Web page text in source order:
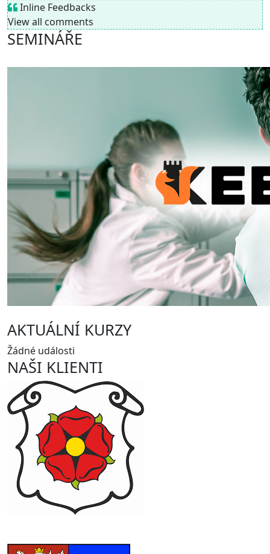
Inline Feedbacks
View all comments
SEMINÁŘE
AKTUÁLNÍ KURZY
Žádné události
NAŠI KLIENTI